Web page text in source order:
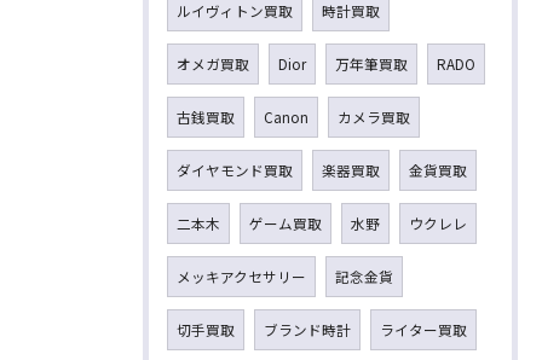
ルイヴィトン買取 時計買取
オメガ買取 Dior 万年筆買取 RADO
古銭買取 Canon カメラ買取
ダイヤモンド買取 楽器買取 金貨買取
二本木 ゲーム買取 水野 ウクレレ
メッキアクセサリー 記念金貨
切手買取 ブランド時計 ライター買取